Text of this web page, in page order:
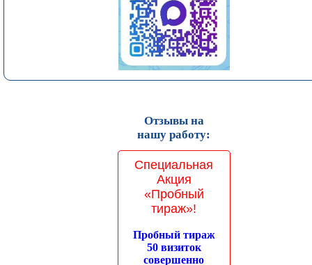
Отзывы на
нашу работу:
Специальная
Акция
«Пробный
тираж»!
Пробный тираж
50 визиток
совершенно